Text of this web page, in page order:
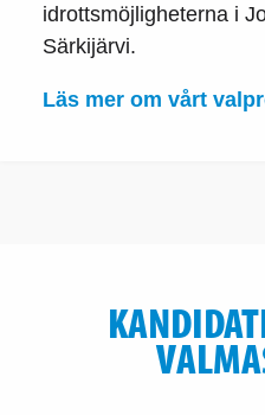
idrottsmöjligheterna i
Särkijärvi.
Läs mer om vårt